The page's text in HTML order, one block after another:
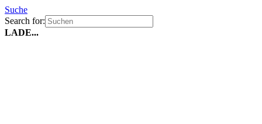
Suche
Search for:
LADE...